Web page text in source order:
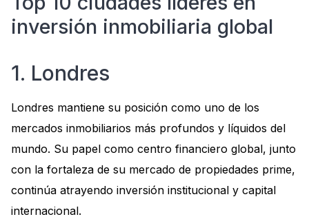
inversión inmobiliaria global
1. Londres
Londres mantiene su posición como uno de los
mercados inmobiliarios más profundos y líquidos del
mundo. Su papel como centro financiero global, junto
con la fortaleza de su mercado de propiedades prime,
continúa atrayendo inversión institucional y capital
internacional.